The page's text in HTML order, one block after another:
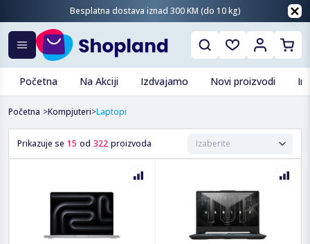
Besplatna dostava iznad 300 KM (do 10 kg)
Početna Na Akciji Izdvajamo Novi proizvodi
Početna >Kompjuteri>Laptopi
Prikazuje se 15 od 322 proizvoda